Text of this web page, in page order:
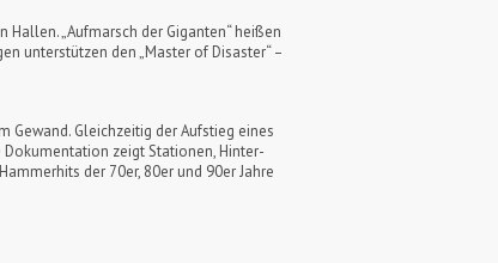
„Aufmarsch der Giganten“ heißen
unterstützen den „Master of Disaster“ –
Gewand. Gleichzeitig der Aufstieg eines
zeigt Stationen, Hinter-
der 70er, 80er und 90er Jahre